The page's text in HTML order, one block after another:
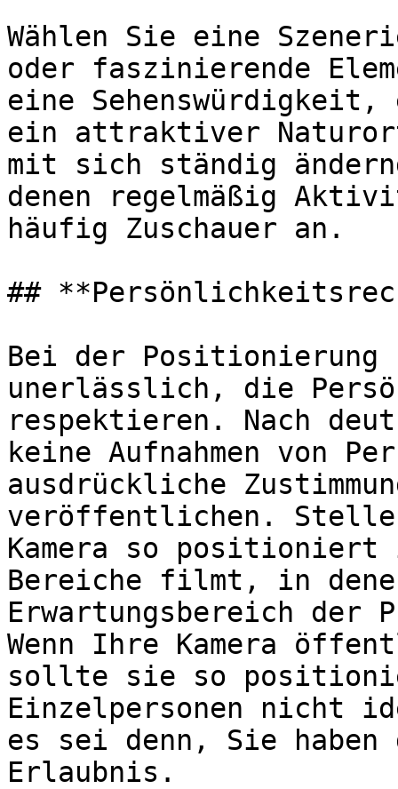
Wählen Sie eine
oder faszinierende
eine
ein attraktiver
mit sich ständig
denen regelmäßig
häufig Zuschauer an.
##
Bei der Positionierung
unerlässlich, die
respektieren. Nach
keine Aufnahmen von
ausdrückliche
veröffentlichen.
Kamera so
Bereiche filmt, in
Erwartungsbereich der
Wenn Ihre Kamera
sollte sie so
Einzelpersonen nicht
es sei denn, Sie
Erlaubnis.